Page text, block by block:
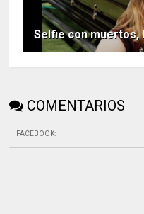
Selfie con muertos,
COMENTARIOS
FACEBOOK: